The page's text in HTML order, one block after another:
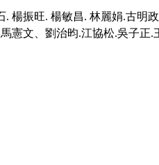
. 楊振旺. 楊敏昌. 林麗娟.古明
憲文、劉治昀.江協松.吳子正.